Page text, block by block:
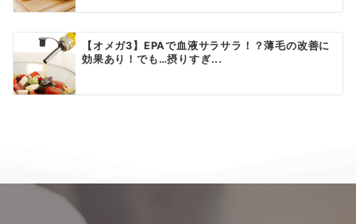
【オメガ3】EPAで血液サラサラ！？薄毛の改善に
効果あり！でも…摂りすぎ...